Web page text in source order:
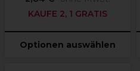
KAUFE 2, 1 GRATIS
Optionen auswählen